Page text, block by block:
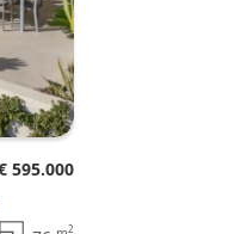
€ 595.000
2